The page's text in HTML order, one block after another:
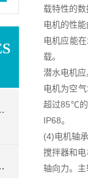
装步骤说明
与应用前景
载特性的数
电机的性
电机应能
载。
潜水电机
电机为空
超过85℃的
IP68。
(4)电机轴承
搅拌器和
轴向力。